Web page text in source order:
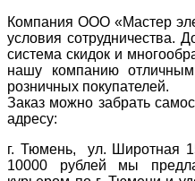
Компания ООО «Мастер
условия сотрудничества.
система скидок и
нашу компанию
розничных покупателей.
Заказ можно забрать
адресу:
г. Тюмень, ул. Широтная
10000 рублей мы